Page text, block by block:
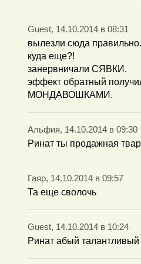
Guest, 14.10.2014 в 08:31
вылезли сюда правильно.
куда еще?!
занервничали СЯВКИ.
эффект обратный
МОНДАВОШКАМИ.
Альфия, 14.10.2014 в 09:30
Ринат ты продажная
Гаяр, 14.10.2014 в 09:57
Та еще сволочь
Guest, 14.10.2014 в 10:24
Ринат абый талантливый